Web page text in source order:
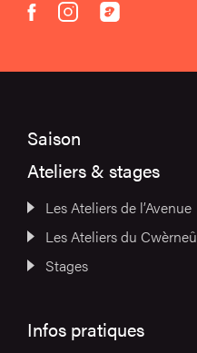
facebook
instagram
acast
Saison
Ateliers & stages
Les Ateliers de l’Avenue
Les Ateliers du Cwèrneû
Stages
Infos pratiques